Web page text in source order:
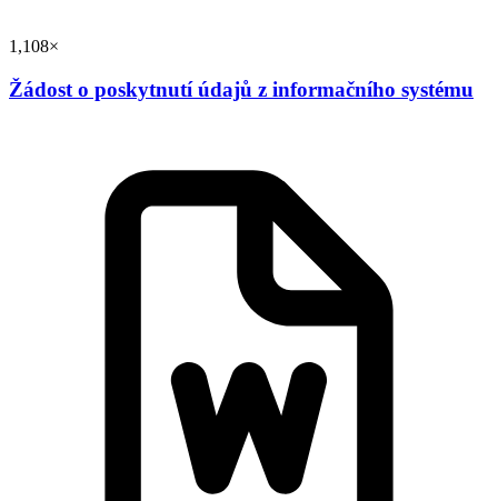
1,108×
Žádost o poskytnutí údajů z informačního systému